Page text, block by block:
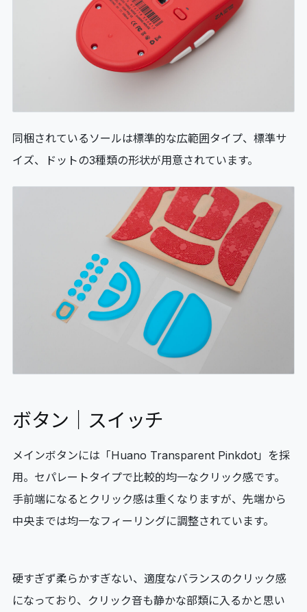
同梱されているソールは標準的な広範囲タイプ、標準サ
イズ、ドットの3種類の形状が用意されています。
ボタン｜スイッチ
メインボタンには「Huano Transparent Pinkdot」を採
用。セパレートタイプで比較的均一なクリック感です。
手前端になるとクリック感は重くなりますが、先端から
中央までは均一なフィーリングに調整されています。
硬すぎず柔らかすぎない、適度なバランスのクリック感
になっており、クリック音も静かな部類に入るかと思い